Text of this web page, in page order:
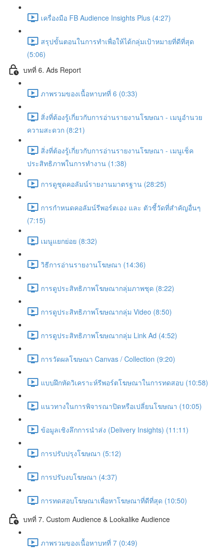
เครื่องมือ FB Audience Insights Plus (4:27)
สรุปขั้นตอนในการทำเพื่อให้ได้กลุ่มเป้าหมายที่ดีที่สุด
(5:06)
บทที่ 6. Ads Report
ภาพรวมของเนื้อหาบทที่ 6 (0:33)
สิ่งที่ต้องรู้เกี่ยวกับการอ่านรายงานโฆษณา - เมนูอำนวย
ความสะดวก (8:21)
สิ่งที่ต้องรู้เกี่ยวกับการอ่านรายงานโฆษณา - เมนูเช็ค
ประสิทธิภาพในการทำงาน (1:38)
การดูชุดคอลัมน์รายงานมาตรฐาน (28:25)
การกำหนดคอลัมน์รีพอร์ตเอง และ ตัวชี้วัดที่สำคัญอื่นๆ
(7:15)
เมนูแยกย่อย (8:32)
วิธีการอ่านรายงานโฆษณา (14:36)
การดูประสิทธิภาพโฆษณากลุ่มภาพชุด (8:22)
การดูประสิทธิภาพโฆษณากลุ่ม Video (8:50)
การดูประสิทธิภาพโฆษณากลุ่ม Link Ad (4:52)
การวัดผลโฆษณา Canvas / Collection (9:20)
แบบฝึกหัดวิเคราะห์รีพอร์ตโฆษณาในการทดสอบ (10:58)
แนวทางในการพิจารณาปิดหรือเปลี่ยนโฆษณา (10:05)
ข้อมูลเชิงลึกการนำส่ง (Delivery Insights) (11:11)
การปรับปรุงโฆษณา (5:12)
การปรับงบโฆษณา (4:37)
การทดสอบโฆษณาเพื่อหาโฆษณาที่ดีที่สุด (10:50)
บทที่ 7. Custom Audience & Lookalike Audience
ภาพรวมของเนื้อหาบทที่ 7 (0:49)